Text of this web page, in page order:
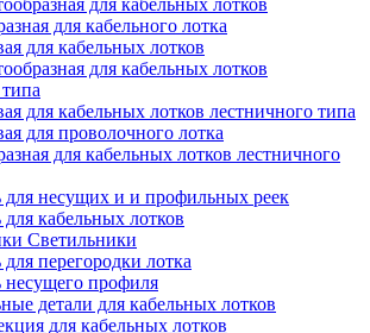
для кабельных лотков
для кабельного лотка
для кабельных лотков
для кабельных лотков
для кабельных лотков лестничного типа
для проволочного лотка
для кабельных лотков лестничного
для несущих и и профильных реек
кабельных лотков
Светильники
перегородки лотка
несущего профиля
детали для кабельных лотков
для кабельных лотков